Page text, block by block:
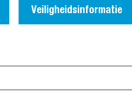
Veiligheidsinformatie